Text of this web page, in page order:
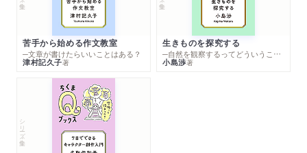
苦手から始める作文教室
─文章が書けたらいいことはある？
津村記久子著
生きものを探究する
─自然を観察するってどういうこと？
小島渉著
シリーズ・全集